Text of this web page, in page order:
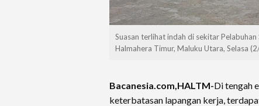
Suasan terlihat indah di sekitar
Halmahera Timur, Maluku Utara, Selasa
Bacanesia.com,HALTM-Di tengah
keterbatasan lapangan kerja,